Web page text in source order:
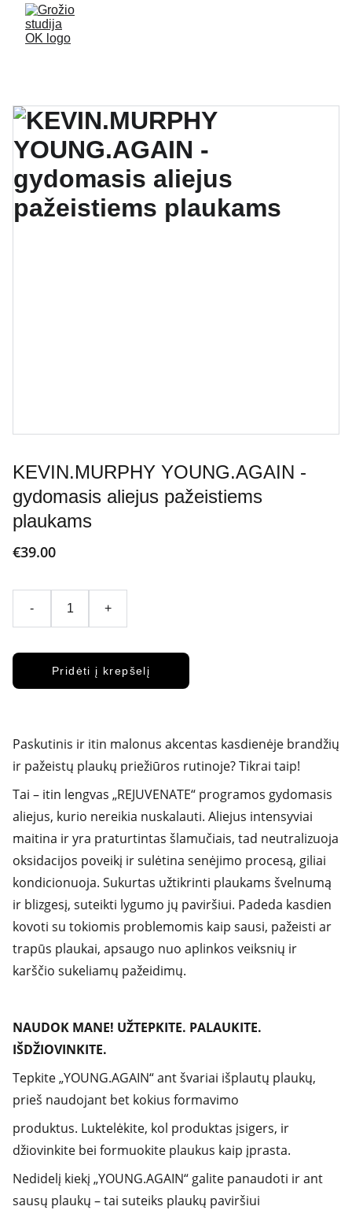
KEVIN.MURPHY YOUNG.AGAIN -
gydomasis aliejus pažeistiems
plaukams
€39.00
- +
Pridėti į krepšelį
Paskutinis ir itin malonus akcentas kasdienėje brandžių
ir pažeistų plaukų priežiūros rutinoje? Tikrai taip!
Tai – itin lengvas „REJUVENATE“ programos gydomasis
aliejus, kurio nereikia nuskalauti. Aliejus intensyviai
maitina ir yra praturtintas šlamučiais, tad neutralizuoja
oksidacijos poveikį ir sulėtina senėjimo procesą, giliai
kondicionuoja. Sukurtas užtikrinti plaukams švelnumą
ir blizgesį, suteikti lygumo jų paviršiui. Padeda kasdien
kovoti su tokiomis problemomis kaip sausi, pažeisti ar
trapūs plaukai, apsaugo nuo aplinkos veiksnių ir
karščio sukeliamų pažeidimų.
NAUDOK MANE! UŽTEPKITE. PALAUKITE.
IŠDŽIOVINKITE.
Tepkite „YOUNG.AGAIN“ ant švariai išplautų plaukų,
prieš naudojant bet kokius formavimo
produktus. Luktelėkite, kol produktas įsigers, ir
džiovinkite bei formuokite plaukus kaip įprasta.
Nedidelį kiekį „YOUNG.AGAIN“ galite panaudoti ir ant
sausų plaukų – tai suteiks plaukų paviršiui